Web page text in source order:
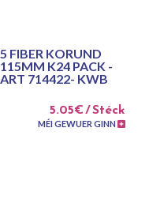
5 FIBER KORUND
115MM K24 PACK -
ART 714422- KWB
5.05€ / Stéck
MÉI GEWUER GINN